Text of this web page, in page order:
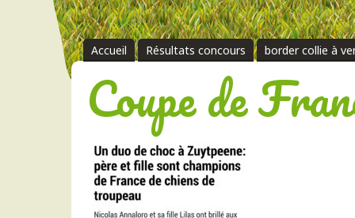
Accueil Résultats concours border collie à
Coupe de